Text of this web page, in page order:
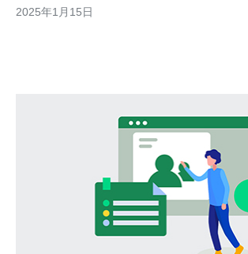
家，拥有庞大的在线用户群体。然而，如果您的
2025年1月15日